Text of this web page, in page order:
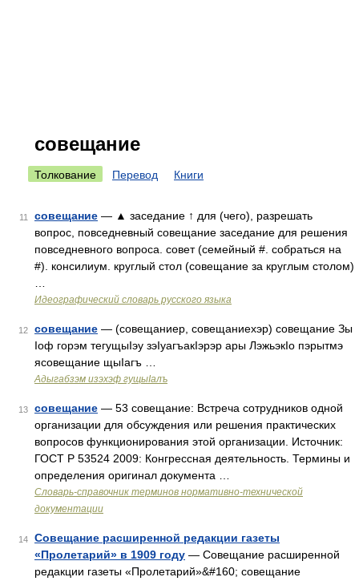
совещание
Толкование Перевод Книги
11 совещание — ▲ заседание ↑ для (чего), разрешать
вопрос, повседневный совещание заседание для решения
повседневного вопроса. совет (семейный #. собраться на
#). консилиум. круглый стол (совещание за круглым столом)
Идеографический словарь русского языка
12 совещание — (совещаниер, совещаниехэр) совещание Зы
Iоф горэм тегущыIэу зэIуагъакIэрэр ары ЛэжьэкIо пэрытмэ
ясовещание щыIагъ …
Адыгабзэм изэхэф гущыIалъ
13 совещание — 53 совещание: Встреча сотрудников одной
организации для обсуждения или решения практических
вопросов функционирования этой организации. Источник:
ГОСТ Р 53524 2009: Конгрессная деятельность. Термины и
определения оригинал документа …
Словарь-справочник терминов нормативно-технической
документации
14
Совещание расширенной редакции газеты
«Пролетарий» в 1909 году — Совещание расширенной
редакции газеты «Пролетарий»&#160; совещание